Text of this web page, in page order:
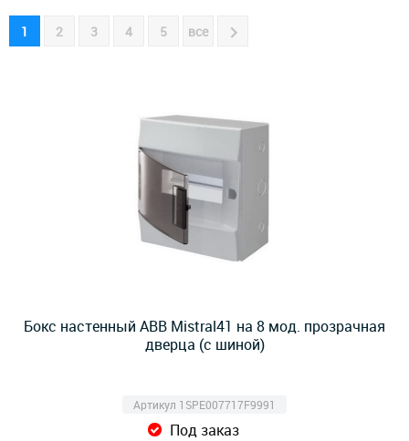
1 2 3 4 5 все
Бокс настенный ABB Mistral41 на 8 мод. прозрачная
дверца (с шиной)
Артикул 1SPE007717F9991
Под заказ